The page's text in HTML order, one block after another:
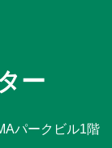
ー
パークビル1階